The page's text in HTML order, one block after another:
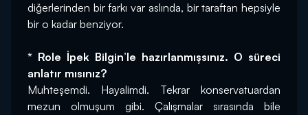
diğerlerinden bir farkı var aslında, bir taraftan hepsiyle
bir o kadar benziyor.
* Role İpek Bilgin’le hazırlanmışsınız. O süreci
anlatır mısınız?
Muhteşemdi. Hayalimdi. Tekrar konservatuardan
mezun olmuşum gibi. Çalışmalar sırasında bile